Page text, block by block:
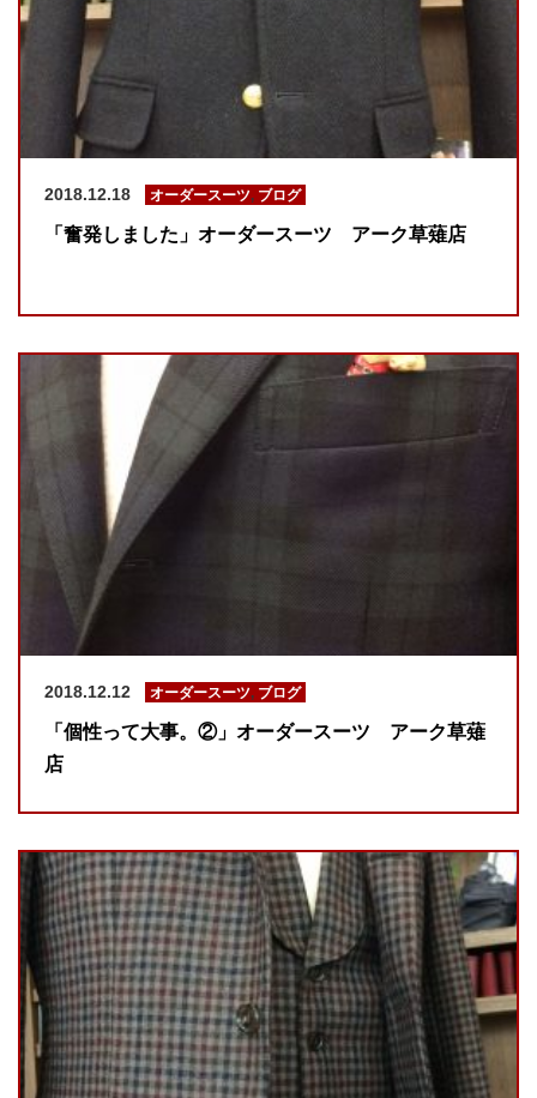
2018.12.18 オーダースーツ, ブログ
「奮発しました」オーダースーツ アーク草薙店
2018.12.12 オーダースーツ, ブログ
「個性って大事。②」オーダースーツ アーク草薙
店